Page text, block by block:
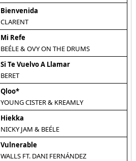
Bienvenida
CLARENT
Mi Refe
BEÉLE & OVY ON THE DRUMS
Si Te Vuelvo A Llamar
BERET
Qloo*
YOUNG CISTER & KREAMLY
Hiekka
NICKY JAM & BEÉLE
Vulnerable
WALLS FT. DANI FERNÁNDEZ